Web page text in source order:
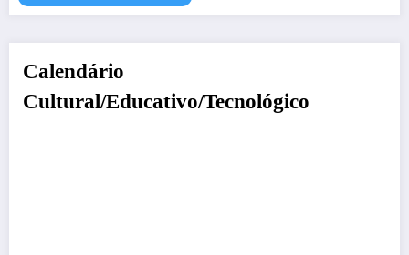
Calendário
Cultural/Educativo/Tecnológico